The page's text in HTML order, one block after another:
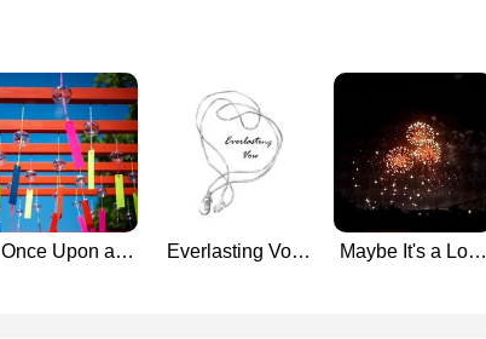
Once Upon a
Everlasting Vow
Maybe It's a Love